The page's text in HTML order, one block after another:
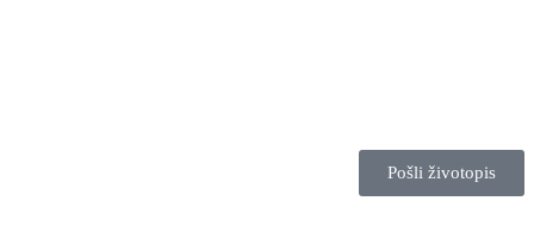
Pošli životopis